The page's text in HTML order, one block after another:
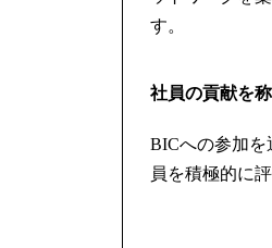
す。
社員の貢献を
BICへの参加を
員を積極的に